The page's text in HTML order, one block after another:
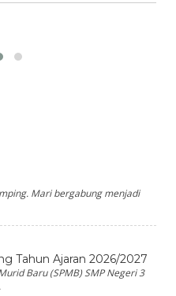
Mari bergabung menjadi
Tahun Ajaran 2026/2027
Baru (SPMB) SMP Negeri 3